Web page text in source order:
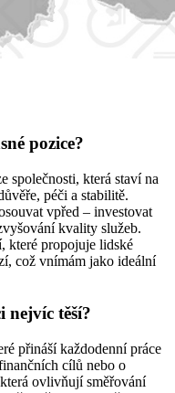
pozice?
společnosti, která staví na
péči a stabilitě.
vpřed – investovat
kvality služeb.
které propojuje lidské
což vnímám jako ideální
nejvíc těší?
přináší každodenní práce
cílů nebo o
ovlivňují směřování